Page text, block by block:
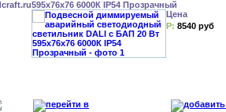
595x76x76 6000К IP54 Прозрачный
Цена
Р: 8540 руб